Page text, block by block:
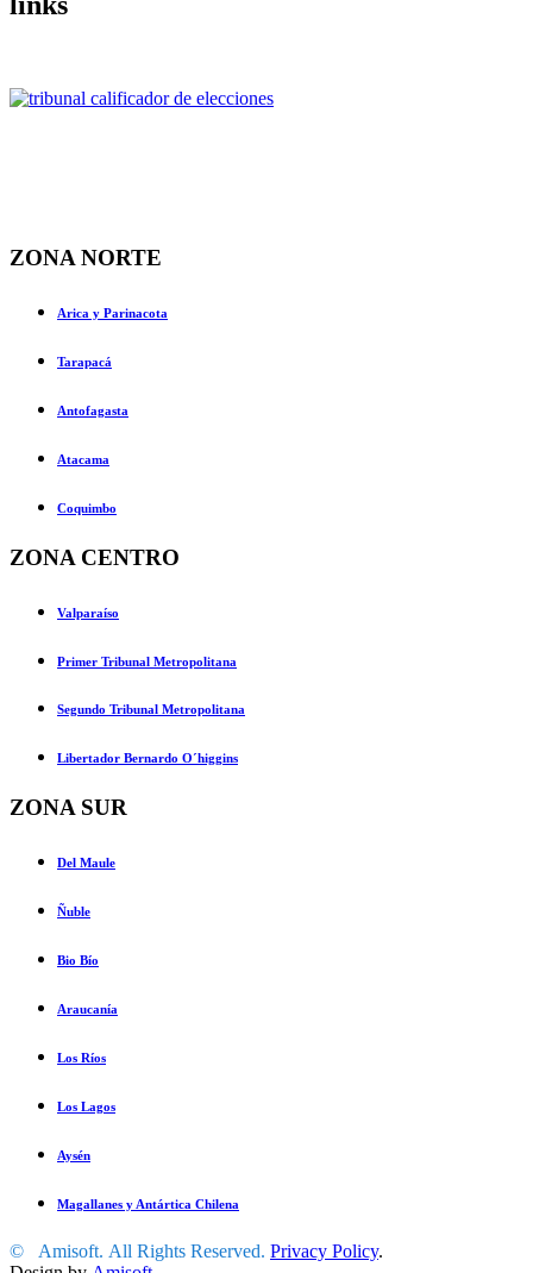
ZONA NORTE
Arica y Parinacota
Tarapacá
Antofagasta
Atacama
Coquimbo
ZONA CENTRO
Valparaíso
Primer Tribunal Metropolitana
Segundo Tribunal Metropolitana
Libertador Bernardo O´higgins
ZONA SUR
Del Maule
Ñuble
Bio Bío
Araucanía
Los Ríos
Los Lagos
Aysén
Magallanes y Antártica Chilena
© Amisoft. All Rights Reserved. Privacy Policy.